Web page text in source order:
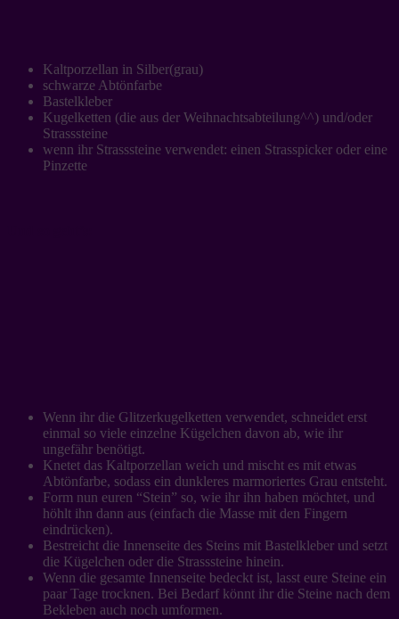
Kaltporzellan in Silber(grau)
schwarze Abtönfarbe
Bastelkleber
Kugelketten (die aus der Weihnachtsabteilung^^) und/oder
Strasssteine
wenn ihr Strasssteine verwendet: einen Strasspicker oder eine
Pinzette
Wenn ihr die Glitzerkugelketten verwendet, schneidet erst
einmal so viele einzelne Kügelchen davon ab, wie ihr
ungefähr benötigt.
Knetet das Kaltporzellan weich und mischt es mit etwas
Abtönfarbe, sodass ein dunkleres marmoriertes Grau entsteht.
Form nun euren “Stein” so, wie ihr ihn haben möchtet, und
höhlt ihn dann aus (einfach die Masse mit den Fingern
eindrücken).
Bestreicht die Innenseite des Steins mit Bastelkleber und setzt
die Kügelchen oder die Strasssteine hinein.
Wenn die gesamte Innenseite bedeckt ist, lasst eure Steine ein
paar Tage trocknen. Bei Bedarf könnt ihr die Steine nach dem
Bekleben auch noch umformen.